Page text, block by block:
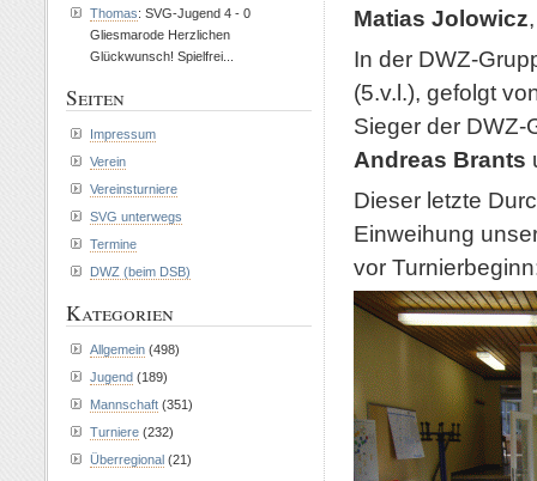
Matias Jolowicz
In der DWZ-
(5.v.l.), gefolgt
Sieger der DWZ-
Andreas Brants
Dieser letzte
Einweihung
vor
Thomas: SVG-Jugend 4 - 0
Gliesmarode Herzlichen
Glückwunsch! Spielfrei...
Seiten
Impressum
Verein
Vereinsturniere
SVG unterwegs
Termine
DWZ (beim DSB)
Kategorien
Allgemein (498)
Jugend (189)
Mannschaft (351)
Turniere (232)
Überregional (21)